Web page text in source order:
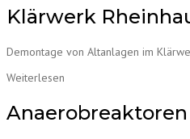
Klärwerk
Demontage von Altanlagen im
Weiterlesen